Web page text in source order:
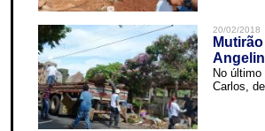
20/02/2018
No
Carlos,